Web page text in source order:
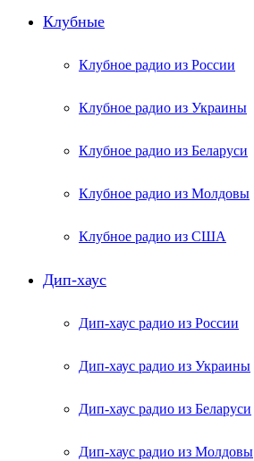
Клубные
Клубное радио из России
Клубное радио из Украины
Клубное радио из Беларуси
Клубное радио из Молдовы
Клубное радио из США
Дип-хаус
Дип-хаус радио из России
Дип-хаус радио из Украины
Дип-хаус радио из Беларуси
Дип-хаус радио из Молдовы